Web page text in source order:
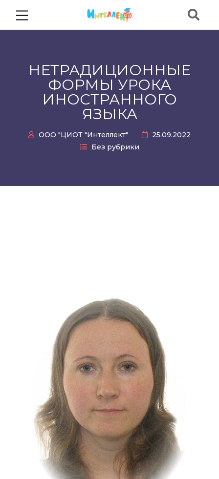
НЕТРАДИЦИОННЫЕ
ФОРМЫ УРОКА
ИНОСТРАННОГО
ЯЗЫКА
ООО "ЦИОТ "Интеллект"
25.09.2022
Без рубрики